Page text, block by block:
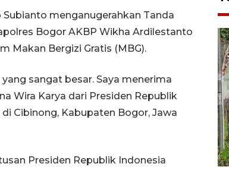
menganugerahkan Tanda
Bogor AKBP Wikha Ardilestanto
Makan Bergizi Gratis (MBG).
sangat besar. Saya menerima
Wira Karya dari Presiden Republik
Cibinong, Kabupaten Bogor, Jawa
Presiden Republik Indonesia